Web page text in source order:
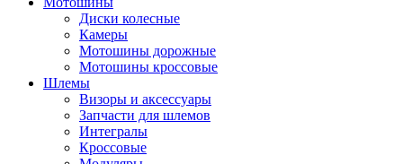
Диски колесные
Камеры
Мотошины дорожные
Мотошины кроссовые
Шлемы
Визоры и аксессуары
Запчасти для шлемов
Интегралы
Кроссовые